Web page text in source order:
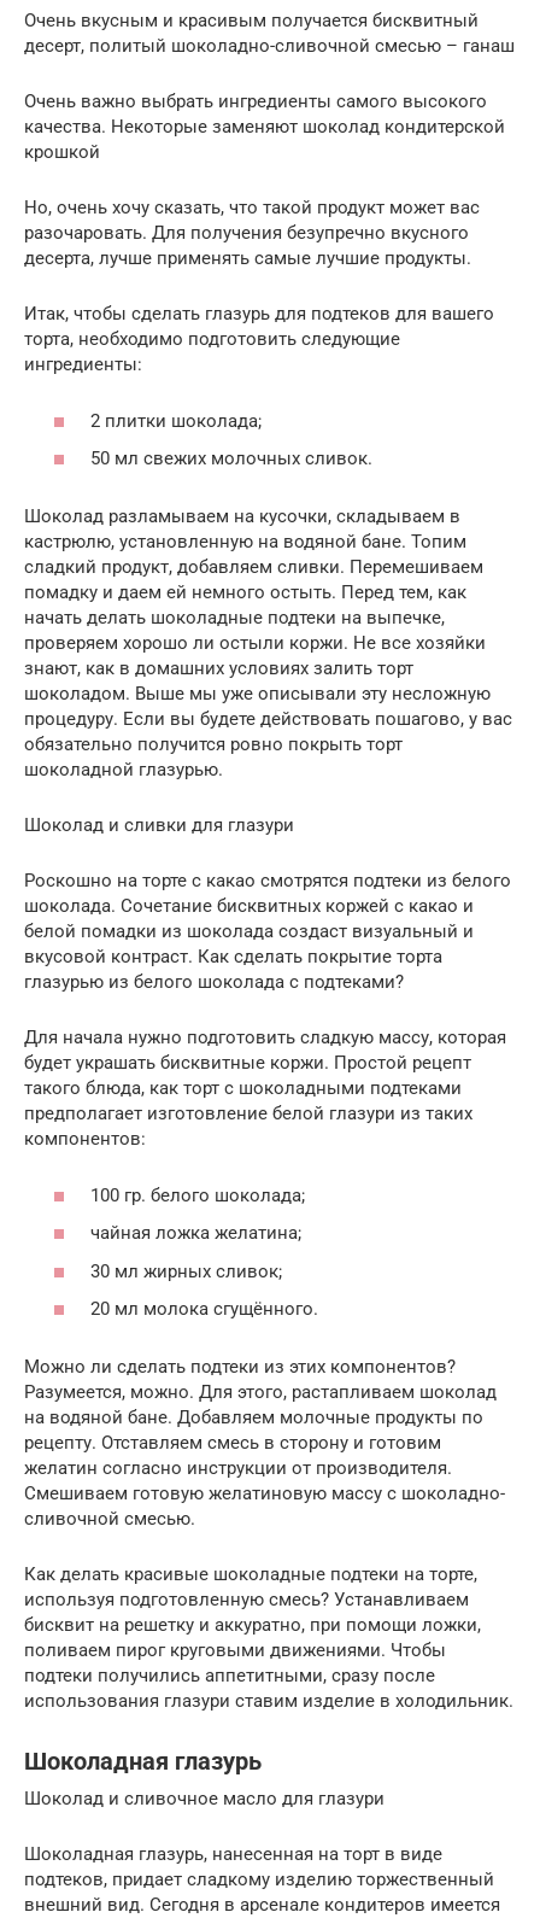
Очень вкусным и красивым получается бисквитный
десерт, политый шоколадно-сливочной смесью – ганаш
Очень важно выбрать ингредиенты самого высокого
качества. Некоторые заменяют шоколад кондитерской
крошкой
Но, очень хочу сказать, что такой продукт может вас
разочаровать. Для получения безупречно вкусного
десерта, лучше применять самые лучшие продукты.
Итак, чтобы сделать глазурь для подтеков для вашего
торта, необходимо подготовить следующие
ингредиенты:
2 плитки шоколада;
50 мл свежих молочных сливок.
Шоколад разламываем на кусочки, складываем в
кастрюлю, установленную на водяной бане. Топим
сладкий продукт, добавляем сливки. Перемешиваем
помадку и даем ей немного остыть. Перед тем, как
начать делать шоколадные подтеки на выпечке,
проверяем хорошо ли остыли коржи. Не все хозяйки
знают, как в домашних условиях залить торт
шоколадом. Выше мы уже описывали эту несложную
процедуру. Если вы будете действовать пошагово, у вас
обязательно получится ровно покрыть торт
шоколадной глазурью.
Шоколад и сливки для глазури
Роскошно на торте с какао смотрятся подтеки из белого
шоколада. Сочетание бисквитных коржей с какао и
белой помадки из шоколада создаст визуальный и
вкусовой контраст. Как сделать покрытие торта
глазурью из белого шоколада с подтеками?
Для начала нужно подготовить сладкую массу, которая
будет украшать бисквитные коржи. Простой рецепт
такого блюда, как торт с шоколадными подтеками
предполагает изготовление белой глазури из таких
компонентов:
100 гр. белого шоколада;
чайная ложка желатина;
30 мл жирных сливок;
20 мл молока сгущённого.
Можно ли сделать подтеки из этих компонентов?
Разумеется, можно. Для этого, растапливаем шоколад
на водяной бане. Добавляем молочные продукты по
рецепту. Отставляем смесь в сторону и готовим
желатин согласно инструкции от производителя.
Смешиваем готовую желатиновую массу с шоколадно-
сливочной смесью.
Как делать красивые шоколадные подтеки на торте,
используя подготовленную смесь? Устанавливаем
бисквит на решетку и аккуратно, при помощи ложки,
поливаем пирог круговыми движениями. Чтобы
подтеки получились аппетитными, сразу после
использования глазури ставим изделие в холодильник.
Шоколадная глазурь
Шоколад и сливочное масло для глазури
Шоколадная глазурь, нанесенная на торт в виде
подтеков, придает сладкому изделию торжественный
внешний вид. Сегодня в арсенале кондитеров имеется